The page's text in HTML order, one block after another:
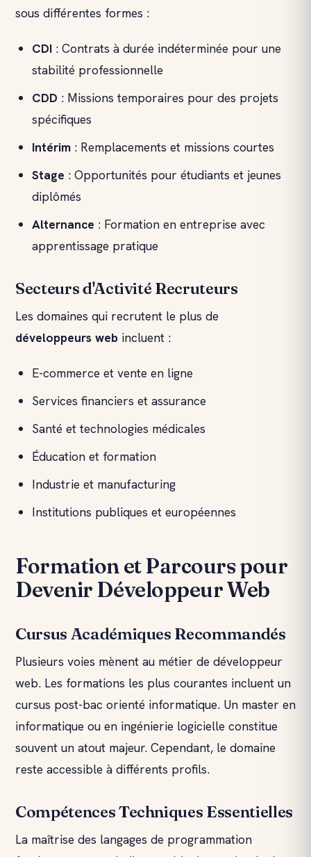
sous différentes formes :
CDI : Contrats à durée indéterminée pour une
stabilité professionnelle
CDD : Missions temporaires pour des projets
spécifiques
Intérim : Remplacements et missions courtes
Stage : Opportunités pour étudiants et jeunes
diplômés
Alternance : Formation en entreprise avec
apprentissage pratique
Secteurs d'Activité Recruteurs
Les domaines qui recrutent le plus de
développeurs web incluent :
E-commerce et vente en ligne
Services financiers et assurance
Santé et technologies médicales
Éducation et formation
Industrie et manufacturing
Institutions publiques et européennes
Formation et Parcours pour
Devenir Développeur Web
Cursus Académiques Recommandés
Plusieurs voies mènent au métier de développeur
web. Les formations les plus courantes incluent un
cursus post-bac orienté informatique. Un master en
informatique ou en ingénierie logicielle constitue
souvent un atout majeur. Cependant, le domaine
reste accessible à différents profils.
Compétences Techniques Essentielles
La maîtrise des langages de programmation